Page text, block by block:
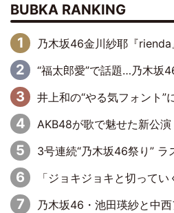
BUBKA RANKING
乃木坂46金川紗耶『rienda』
“福太郎愛”で話題…乃木坂46一ノ瀬美空、地元福
井上和の“やる気フォント”にも注目 乃木坂
AKB48が歌で魅せた新公演『夢のポップス
3号連続“乃木坂46祭り” ラストを飾るのは賀喜遥香…5年ぶりの
「ジョキジョキと切っていく感じ」
乃木坂46・池田瑛紗と中西アルノが「真冬のかき氷」騒動で火花散らす